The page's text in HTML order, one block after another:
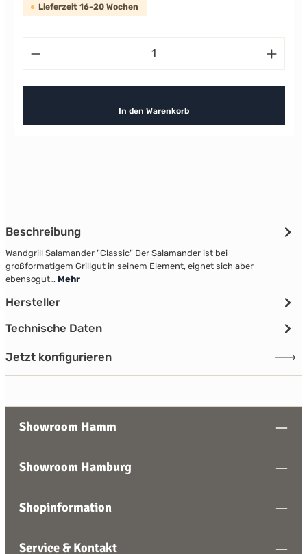
Lieferzeit 16-20 Wochen
Produkt Anzahl: Gib den gewünschten Wert
In den Warenkorb
Beschreibung
Wandgrill Salamander "Classic" Der Salamander ist bei
großformatigem Grillgut in seinem Element, eignet sich aber
ebensogut… Mehr
Hersteller
Technische Daten
Jetzt konfigurieren
Showroom Hamm
Showroom Hamburg
Shopinformation
Service & Kontakt